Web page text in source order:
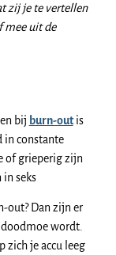
zij je te vertellen
mee uit de
bij burn-outis
in constante
of grieperig zijn
seks
out? Dan zijn er
wordt.
zich je accu leeg